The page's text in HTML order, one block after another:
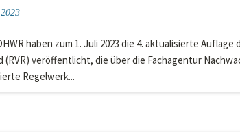
2023
haben zum 1. Juli 2023 die 4. aktualisierte
(RVR) veröffentlicht, die über die Fachagentur
Regelwerk...